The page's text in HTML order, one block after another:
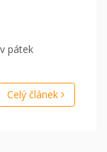
pátek
Celý článek